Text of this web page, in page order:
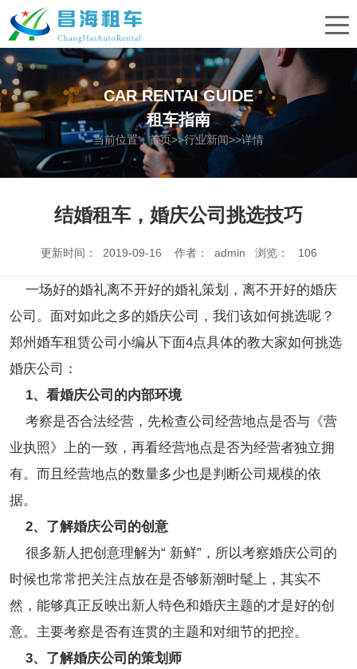
CAR RENTAI GUIDE
租车指南
当前位置：首页>>行业新闻>>详情
结婚租车，婚庆公司挑选技巧
更新时间： 2019-09-16 作者： admin 浏览： 106
一场好的婚礼离不开好的婚礼策划，离不开好的婚庆
公司。面对如此之多的婚庆公司，我们该如何挑选呢？
郑州婚车租赁公司小编从下面4点具体的教大家如何挑选
婚庆公司：
1、看婚庆公司的内部环境
考察是否合法经营，先检查公司经营地点是否与《营
业执照》上的一致，再看经营地点是否为经营者独立拥
有。而且经营地点的数量多少也是判断公司规模的依
据。
2、了解婚庆公司的创意
很多新人把创意理解为“ 新鲜”，所以考察婚庆公司的
时候也常常把关注点放在是否够新潮时髦上，其实不
然，能够真正反映出新人特色和婚庆主题的才是好的创
意。主要考察是否有连贯的主题和对细节的把控。
3、了解婚庆公司的策划师